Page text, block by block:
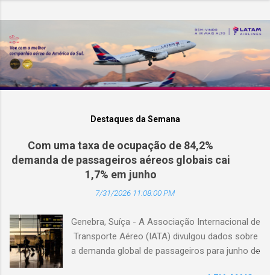
Destaques da Semana
Com uma taxa de ocupação de 84,2%
demanda de passageiros aéreos globais cai
1,7% em junho
7/31/2026 11:08:00 PM
Genebra, Suíça - A Associação Internacional de
Transporte Aéreo (IATA) divulgou dados sobre
a demanda global de passageiros para junho de